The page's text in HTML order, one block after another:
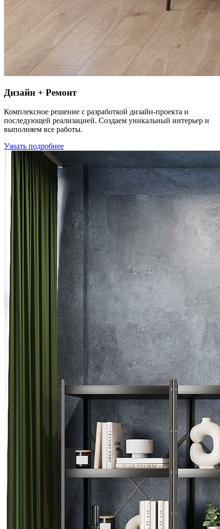
Дизайн + Ремонт
Комплексное решение с разработкой дизайн-проекта и
последующей реализацией. Создаем уникальный интерьер и
выполняем все работы.
Узнать подробнее